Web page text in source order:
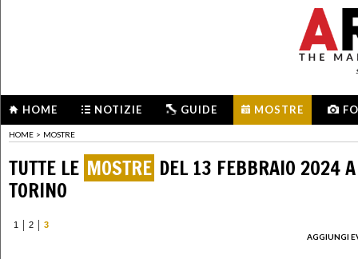
HOME NOTIZIE GUIDE MOSTRE
HOME > MOSTRE
TUTTE LE MOSTRE DEL 13 FEBBRAIO 2024 A
TORINO
1 2
3
AGGIUNGI